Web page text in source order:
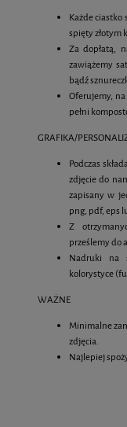
Każde
spięty złotym
Za dopłatą,
zawiążemy
bądź
Oferujemy,
pełni
GRAFIKA/
Podczas
zdjęcie do
zapisany w
png, pdf, eps
Z
prześlemy do
Nadruki na
kolorystyce
WAŻNE
Minimalne
zdjęcia.
Najlepiej